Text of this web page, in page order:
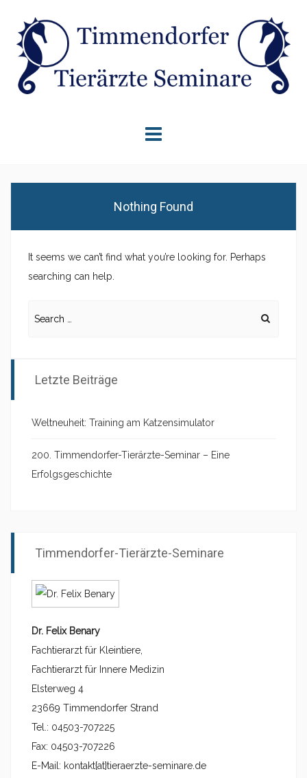
Nothing Found
It seems we can’t find what you’re looking for. Perhaps
searching can help.
Letzte Beiträge
Weltneuheit: Training am Katzensimulator
200. Timmendorfer-Tierärzte-Seminar – Eine
Erfolgsgeschichte
Timmendorfer-Tierärzte-Seminare
Dr. Felix Benary
Fachtierarzt für Kleintiere,
Fachtierarzt für Innere Medizin
Elsterweg 4
23669 Timmendorfer Strand
Tel.: 04503-707225
Fax: 04503-707226
E-Mail: kontakt{at}tieraerzte-seminare.de